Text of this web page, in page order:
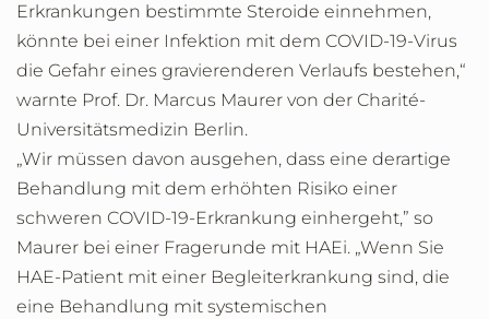
Erkrankungen bestimmte Steroide einnehmen,
könnte bei einer Infektion mit dem COVID-19-Virus
die Gefahr eines gravierenderen Verlaufs bestehen,“
warnte Prof. Dr. Marcus Maurer von der Charité-
Universitätsmedizin Berlin.
„Wir müssen davon ausgehen, dass eine derartige
Behandlung mit dem erhöhten Risiko einer
schweren COVID-19-Erkrankung einhergeht,” so
Maurer bei einer Fragerunde mit HAEi. „Wenn Sie
HAE-Patient mit einer Begleiterkrankung sind, die
eine Behandlung mit systemischen